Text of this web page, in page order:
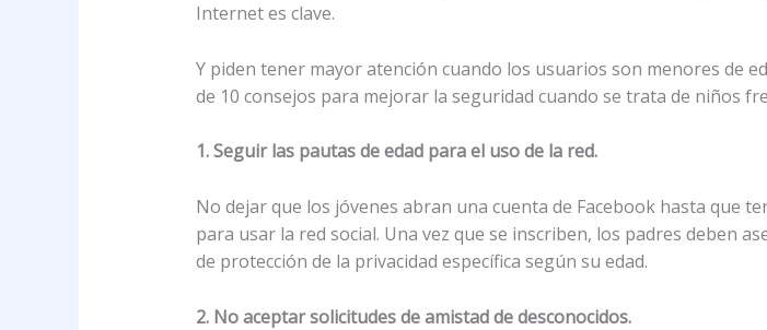
Internet es clave.
Y piden tener mayor atención cuando los usuarios son menores de
de 10 consejos para mejorar la seguridad cuando se trata de niños
1. Seguir las pautas de edad para el uso de la red.
No dejar que los jóvenes abran una cuenta de Facebook hasta que
para usar la red social. Una vez que se inscriben, los padres deben
de protección de la privacidad específica según su edad.
2. No aceptar solicitudes de amistad de desconocidos.